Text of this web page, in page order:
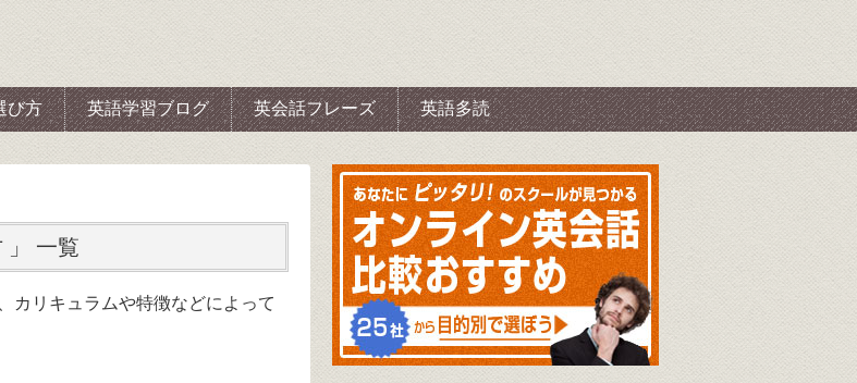
び方 英語学習ブログ 英会話フレーズ 英語多読
」 一覧
カリキュラムや特徴などによって